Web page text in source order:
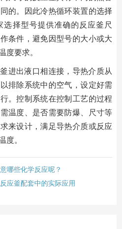
的。因此冷热循环装置的选择
选择型号提供准确的反应釜尺
条件，避免因型号的大小或大
度要求。
进出液口相连接，导热介质从
排除系统中的空气，设定好需
。控制系统在控制工艺的过程
温度、是否需要防爆、尺寸等
来设计，满足导热介质或反应
度。
哪些化学反应呢？
应釜配套中的实际应用